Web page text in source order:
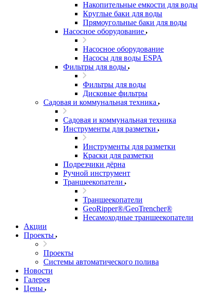
Накопительные емкости для воды
Круглые баки для воды
Прямоугольные баки для воды
Насосное оборудование
Насосное оборудование
Насосы для воды ESPA
Фильтры для воды
Фильтры для воды
Дисковые фильтры
Садовая и коммунальная техника
Садовая и коммунальная техника
Инструменты для разметки
Инструменты для разметки
Краски для разметки
Подрезчики дёрна
Ручной инструмент
Траншеекопатели
Траншеекопатели
GeoRipper®/GeoTrencher®
Несамоходные траншеекопатели
Акции
Проекты
Проекты
Системы автоматического полива
Новости
Галерея
Цены